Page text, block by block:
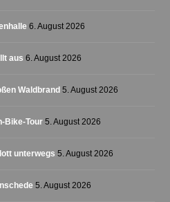
6. August 2026
aus 6. August 2026
Waldbrand 5. August 2026
Bike-Tour 5. August 2026
unterwegs 5. August 2026
5. August 2026